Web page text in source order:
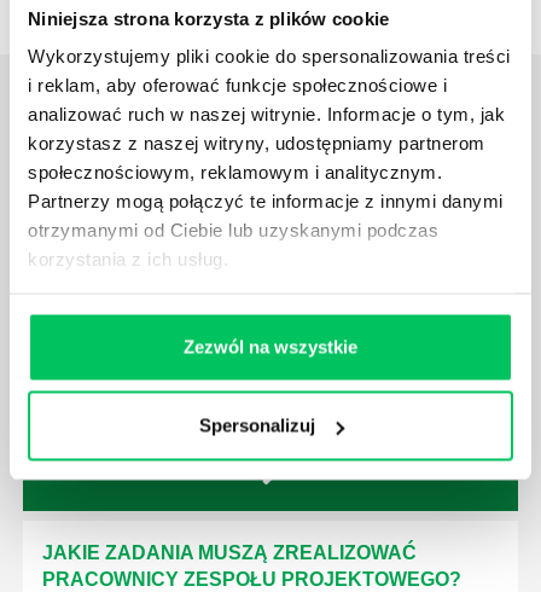
Niniejsza strona korzysta z plików cookie
Wykorzystujemy pliki cookie do spersonalizowania treści
i reklam, aby oferować funkcje społecznościowe i
analizować ruch w naszej witrynie. Informacje o tym, jak
korzystasz z naszej witryny, udostępniamy partnerom
społecznościowym, reklamowym i analitycznym.
Partnerzy mogą połączyć te informacje z innymi danymi
otrzymanymi od Ciebie lub uzyskanymi podczas
korzystania z ich usług.
Zezwól na wszystkie
Spersonalizuj
ZOBACZOSTATNIE ARTYKUŁY
z tej strefy wiedzy
JAK WYGLĄDA PRACA ZESPOŁÓW
PROJEKTOWYCH W ZWINNEJ METODYCE?
Project management (czyli zarządzanie projektami)
wszystkich związanych z danym projektem założeń.
Zajmują się nim osoby wchodzące w skład
specjalnych zespołów projektowych, a ich praca
stanowi podstawę działalności wielu przedsiębiorstw.
JAKIE ZADANIA MUSZĄ ZREALIZOWAĆ
PRACOWNICY ZESPOŁU PROJEKTOWEGO?